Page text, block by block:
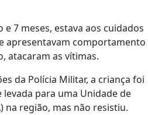
e 7 meses, estava aos cuidados
apresentavam comportamento
atacaram as vítimas.
da Polícia Militar, a criança foi
para uma Unidade de
na região, mas não resistiu.